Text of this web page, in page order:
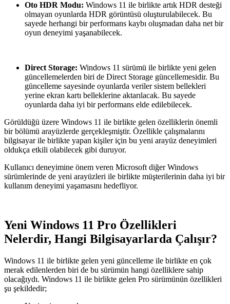
Oto HDR Modu: Windows 11 ile birlikte artık HDR desteği
olmayan oyunlarda HDR görüntüsü oluşturulabilecek. Bu
sayede herhangi bir performans kaybı oluşmadan daha net bir
oyun deneyimi yaşanabilecek.
Direct Storage: Windows 11 sürümü ile birlikte yeni gelen
güncellemelerden biri de Direct Storage güncellemesidir. Bu
güncelleme sayesinde oyunlarda veriler sistem bellekleri
yerine ekran kartı belleklerine aktarılacak. Bu sayede
oyunlarda daha iyi bir performans elde edilebilecek.
Görüldüğü üzere Windows 11 ile birlikte gelen özelliklerin önemli
bir bölümü arayüzlerde gerçekleşmiştir. Özellikle çalışmalarını
bilgisayar ile birlikte yapan kişiler için bu yeni arayüz deneyimleri
oldukça etkili olabilecek gibi duruyor.
Kullanıcı deneyimine önem veren Microsoft diğer Windows
sürümlerinde de yeni arayüzleri ile birlikte müşterilerinin daha iyi bir
kullanım deneyimi yaşamasını hedefliyor.
Yeni Windows 11 Pro Özellikleri
Nelerdir, Hangi Bilgisayarlarda Çalışır?
Windows 11 ile birlikte gelen yeni güncelleme ile birlikte en çok
merak edilenlerden biri de bu sürümün hangi özelliklere sahip
olacağıydı. Windows 11 ile birlikte gelen Pro sürümünün özellikleri
şu şekildedir;